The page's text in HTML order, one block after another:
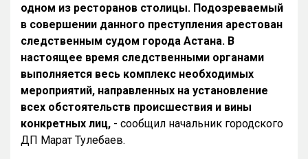
одном из ресторанов столицы. Подозреваемый
в совершении данного преступления арестован
следственным судом города Астана. В
настоящее время следственными органами
выполняется весь комплекс необходимых
мероприятий, направленных на установление
всех обстоятельств происшествия и вины
конкретных лиц, - сообщил начальник городского
ДП Марат Тулебаев.